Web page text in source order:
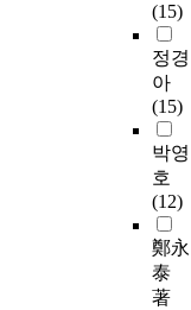
(15)
정경
아
(15)
박영
호
(12)
鄭永
泰
著